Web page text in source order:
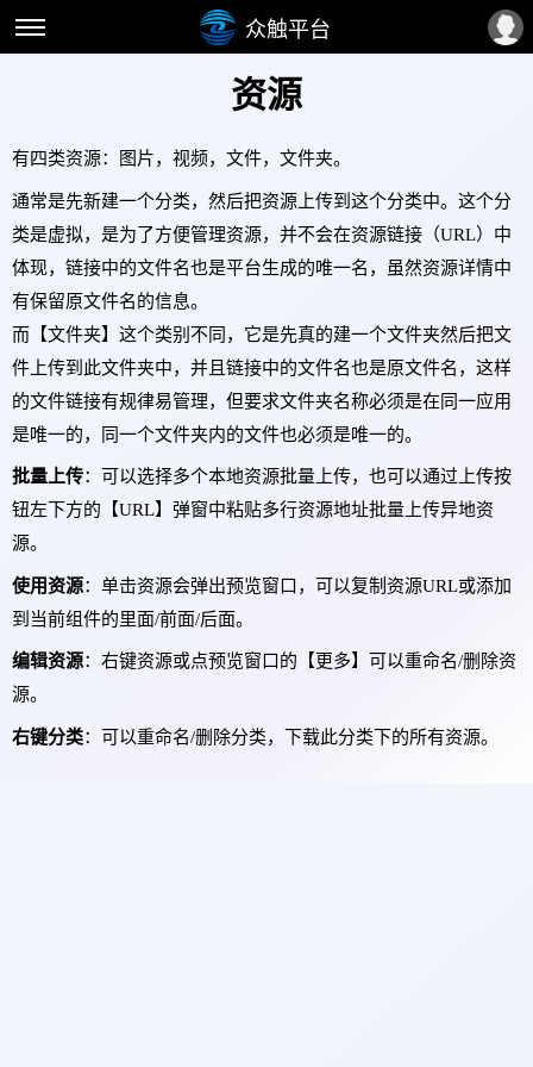
众触平台
资源
有四类资源：图片，视频，文件，文件夹。
通常是先新建一个分类，然后把资源上传到这个分类中。这个分
类是虚拟，是为了方便管理资源，并不会在资源链接（URL）中
体现，链接中的文件名也是平台生成的唯一名，虽然资源详情中
有保留原文件名的信息。
而【文件夹】这个类别不同，它是先真的建一个文件夹然后把文
件上传到此文件夹中，并且链接中的文件名也是原文件名，这样
的文件链接有规律易管理，但要求文件夹名称必须是在同一应用
是唯一的，同一个文件夹内的文件也必须是唯一的。
批量上传：可以选择多个本地资源批量上传，也可以通过上传按
钮左下方的【URL】弹窗中粘贴多行资源地址批量上传异地资
源。
使用资源：单击资源会弹出预览窗口，可以复制资源URL或添加
到当前组件的里面/前面/后面。
编辑资源：右键资源或点预览窗口的【更多】可以重命名/删除资
源。
右键分类：可以重命名/删除分类，下载此分类下的所有资源。